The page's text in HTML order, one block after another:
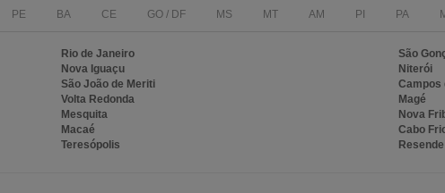
PE BA CE GO / DF MS MT AM PI PA
Rio de Janeiro
São
Nova Iguaçu
Niterói
São João de Meriti
Campos
Volta Redonda
Magé
Mesquita
Nova
Macaé
Cabo
Teresópolis Resende